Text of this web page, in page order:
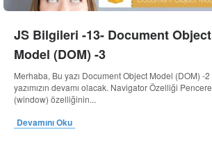
JS Bilgileri -13- Document Object
Model (DOM) -3
Merhaba, Bu yazı Document Object Model (DOM) -2
yazımızın devamı olacak. Navigator Özelliği Pencere
(window) özelliğinin...
Devamını Oku